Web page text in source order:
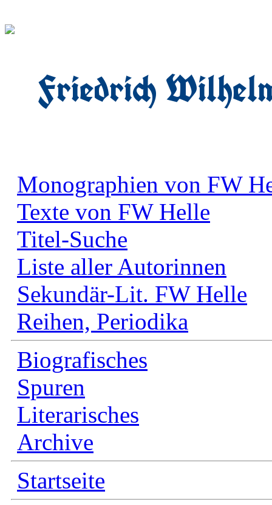
Friedrich
Monographien von FW
Texte von FW Helle
Titel-Suche
Liste aller Autorinnen
Sekundär-Lit. FW Helle
Reihen, Periodika
Biografisches
Spuren
Literarisches
Archive
Startseite